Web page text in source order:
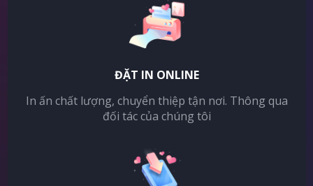
ĐẶT IN ONLINE
In ấn chất lượng, chuyển thiệp tận nơi. Thông qua
đối tác của chúng tôi